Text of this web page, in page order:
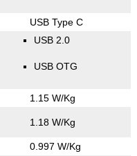
USB Type C
USB 2.0
USB OTG
1.15 W/Kg
1.18 W/Kg
0.997 W/Kg